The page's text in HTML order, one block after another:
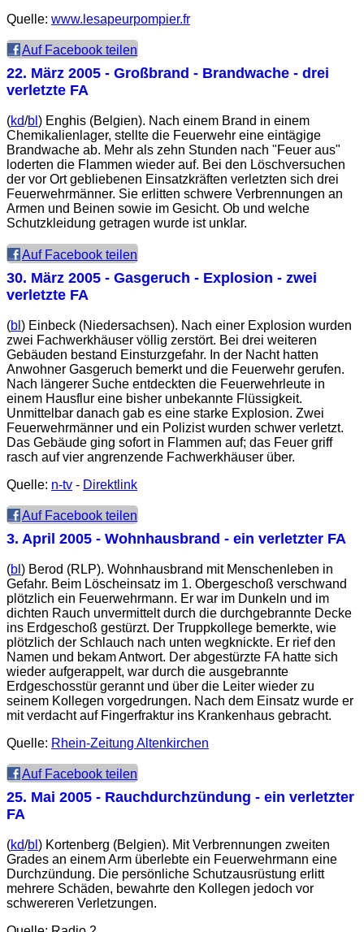
Quelle: www.lesapeurpompier.fr
Auf Facebook teilen
22. März 2005 - Großbrand - Brandwache - drei
verletzte FA
(kd/bl ) Enghis (Belgien). Nach einem Brand in einem
Chemikalienlager, stellte die Feuerwehr eine eintägige
Brandwache ab. Mehr als zehn Stunden nach "Feuer aus"
loderten die Flammen wieder auf. Bei den Löschversuchen
der vor Ort gebliebenen Einsatzkräften verletzten sich drei
Feuerwehrmänner. Sie erlitten schwere Verbrennungen an
Armen und Beinen sowie im Gesicht. Ob und welche
Schutzkleidung getragen wurde ist unklar.
Auf Facebook teilen
30. März 2005 - Gasgeruch - Explosion - zwei
verletzte FA
(bl ) Einbeck (Niedersachsen). Nach einer Explosion wurden
zwei Fachwerkhäuser völlig zerstört. Bei drei weiteren
Gebäuden bestand Einsturzgefahr. In der Nacht hatten
Anwohner Gasgeruch bemerkt und die Feuerwehr gerufen.
Nach längerer Suche entdeckten die Feuerwehrleute in
einem Hausflur eine bisher unbekannte Flüssigkeit.
Unmittelbar danach gab es eine starke Explosion. Zwei
Feuerwehrmänner und ein Polizist wurden schwer verletzt.
Das Gebäude ging sofort in Flammen auf; das Feuer griff
rasch auf vier angrenzende Fachwerkhäuser über.
Quelle: n-tv - Direktlink
Auf Facebook teilen
3. April 2005 - Wohnhausbrand - ein verletzter FA
(bl ) Berod (RLP). Wohnhausbrand mit Menschenleben in
Gefahr. Beim Löscheinsatz im 1. Obergeschoß verschwand
plötzlich ein Feuerwehrmann. Er war im Dunkeln und im
dichten Rauch unvermittelt durch die durchgebrannte Decke
ins Erdgeschoß gestürzt. Der Truppkollege bemerkte, wie
plötzlich der Schlauch nach unten wegknickte. Er rief den
Namen und bekam Antwort. Der abgestürzte FA hatte sich
wieder aufgerappelt, war durch die ausgebrannte
Erdgeschosstür gerannt und über die Leiter wieder zu
seinem Kollegen vorgedrungen. Nach dem Einsatz wurde er
mit verdacht auf Fingerfraktur ins Krankenhaus gebracht.
Quelle: Rhein-Zeitung Altenkirchen
Auf Facebook teilen
25. Mai 2005 - Rauchdurchzündung - ein verletzter
FA
(kd/bl ) Kortenberg (Belgien). Mit Verbrennungen zweiten
Grades an einem Arm überlebte ein Feuerwehrmann eine
Durchzündung. Die persönliche Schutzausrüstung erlitt
mehrere Schäden, bewahrte den Kollegen jedoch vor
schwereren Verletzungen.